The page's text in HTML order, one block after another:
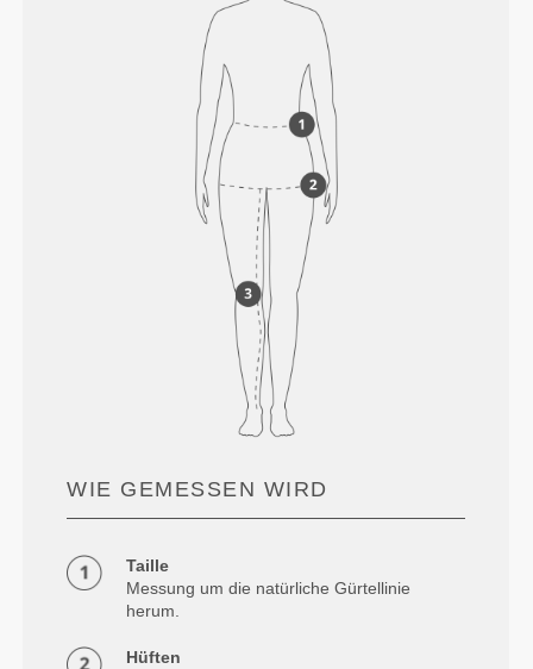
WIE GEMESSEN WIRD
Taille
Messung um die natürliche Gürtellinie
herum.
Hüften